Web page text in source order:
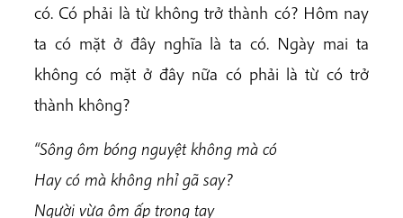
có. Có phải là từ không trở thành có? Hôm nay
ta có mặt ở đây nghĩa là ta có. Ngày mai ta
không có mặt ở đây nữa có phải là từ có trở
thành không?
“Sông ôm bóng nguyệt không mà có
Hay có mà không nhỉ gã say?
Người vừa ôm ấp trong tay